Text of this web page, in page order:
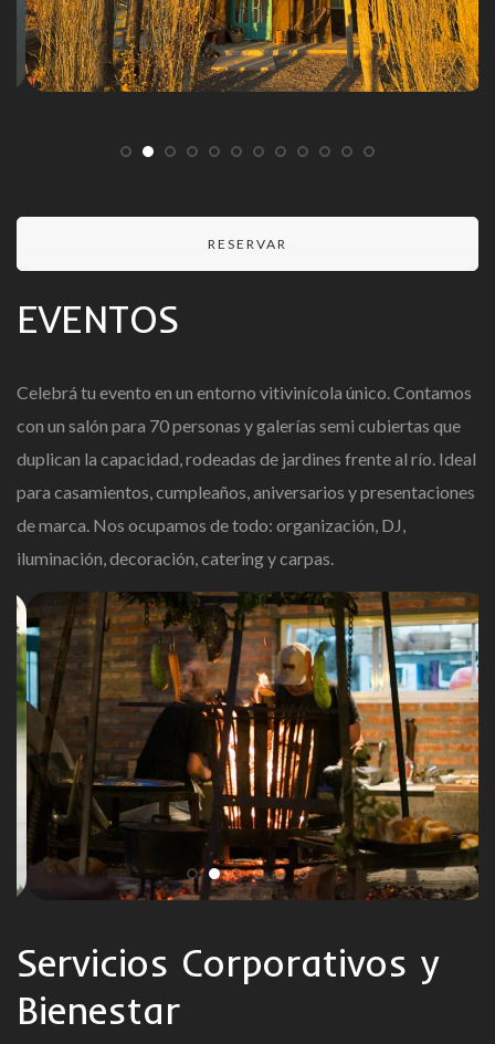
RESERVAR
EVENTOS
Celebrá tu evento en un entorno vitivinícola único. Contamos
con un salón para 70 personas y galerías semi cubiertas que
duplican la capacidad, rodeadas de jardines frente al río. Ideal
para casamientos, cumpleaños, aniversarios y presentaciones
de marca. Nos ocupamos de todo: organización, DJ,
iluminación, decoración, catering y carpas.
Servicios Corporativos y
Bienestar